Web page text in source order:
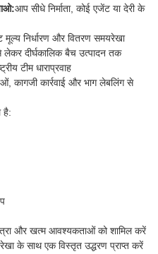
आप सीधे निर्माता, कोई एजेंट या देरी के
मूल्य निर्धारण और वितरण समयरेखा
लेकर दीर्घकालिक बैच उत्पादन तक
टीम धाराप्रवाह
कागजी कार्रवाई और भाग लेबलिंग से
है:
और खत्म आवश्यकताओं को शामिल करें
के साथ एक विस्तृत उद्धरण प्राप्त करें